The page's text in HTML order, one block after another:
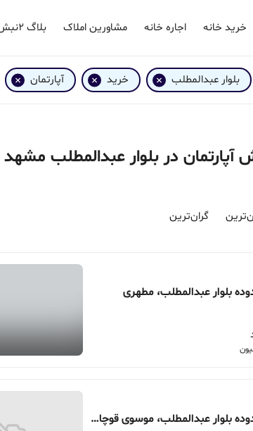
خرید خانه اجاره خانه مشاورین املاک بلاگ ۲نبش
بلوار عبدالمطلب خرید آپارتمان
آپارتمان در بلوار عبدالمطلب مشهد
گران‌ترین
118 متر، محدوده بلوار عبدالمطلب، موسوی قوچانی